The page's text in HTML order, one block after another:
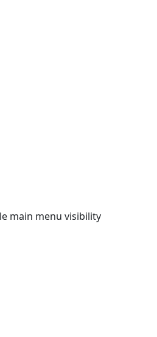
main menu visibility